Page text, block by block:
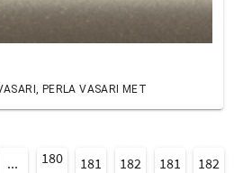
PERLA VASARI MET
... 180 181 182 181 182